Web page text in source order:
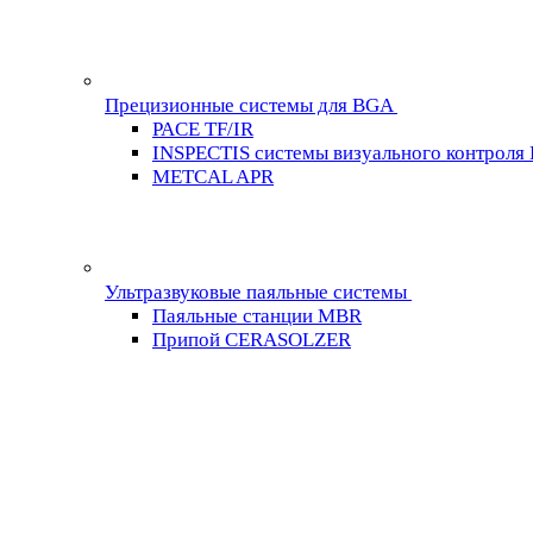
Прецизионные системы для BGA
PACE TF/IR
INSPECTIS системы визуального контроля
METCAL APR
Ультразвуковые паяльные системы
Паяльные станции MBR
Припой CERASOLZER